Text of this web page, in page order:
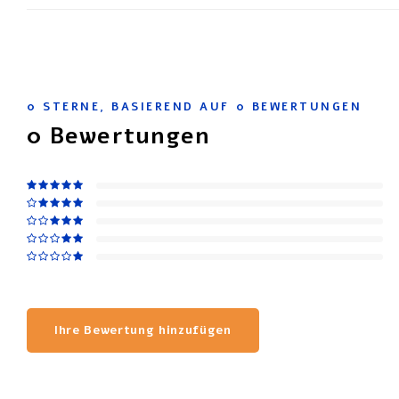
0 STERNE, BASIEREND AUF 0 BEWERTUNGEN
0 Bewertungen
Ihre Bewertung hinzufügen